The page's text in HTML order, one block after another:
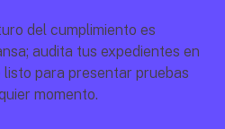
del cumplimiento es
audita tus expedientes en
para presentar pruebas
momento.